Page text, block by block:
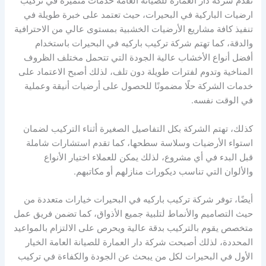
ارضيات الباركية في البحيرات، حيث تعتمد على خبرة طويلة في
تنفيذ كافة مشاريع الأرضيات الخشبية بمستوى عالي من الاحترافية
والدقة، كما تهتم شركة تركيب باركيه في البحيرات باستخدام
أفضل أنواع الأخشاب عالية الجودة التي تتحمل مختلف الظروف
المناخية وتدوم لفترات طويلة دون تلف، لذلك أصبح الاعتماد على
خدمات الشركة حلًا مضمونًا للحصول على أرضيات أنيقة وعملية
في الوقت نفسه.
كذلك، تهتم الشركة بكل التفاصيل الصغيرة أثناء التركيب لضمان
استواء الأرضيات وسلاسة سطحها، كما تقدم استشارات شاملة
قبل البدء في أي مشروع، لذلك يمكن للعملاء اختيار الأنواع
والألوان التي تناسب ديكورات منازلهم أو مكاتبهم.
أيضًا، توفر شركة تركيب باركيه في البحيرات خيارات متعددة من
حيث التصاميم والأنماط لتلبية جميع الأذواق، كما تضمن فريق عمل
متخصص يقوم بالتركيب بدقة عالية ويحرص على الالتزام بالمواعيد
المحددة، لذلك أصبحت شركة دار العمارة للصيانة العامة الخيار
الأول في البحيرات لكل من يبحث عن الجودة والكفاءة في تركيب